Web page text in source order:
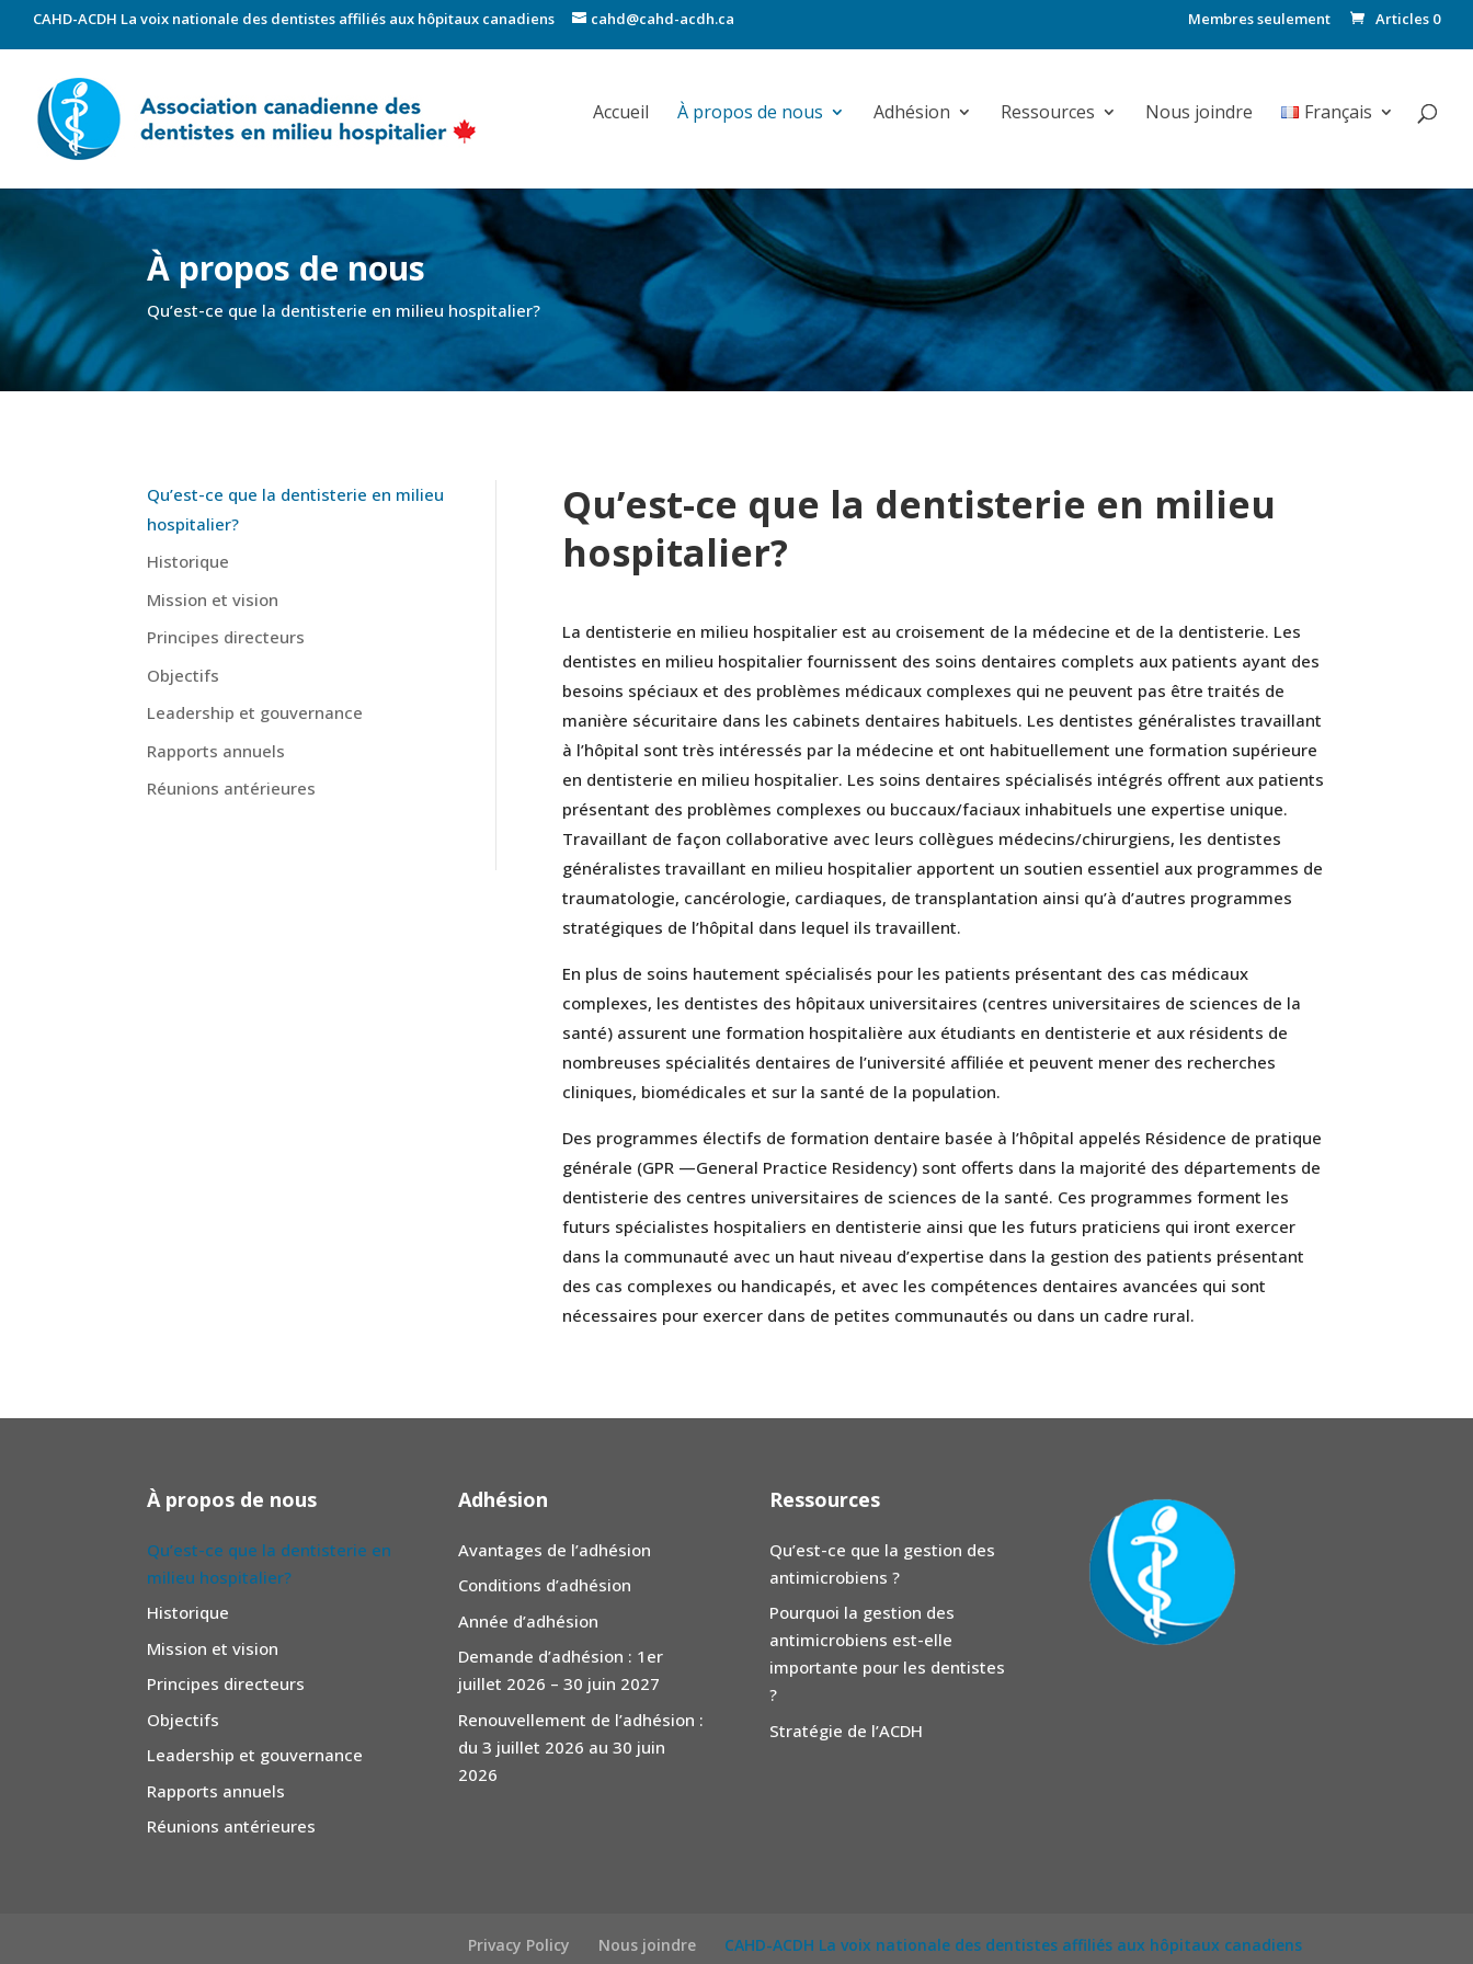
CAHD-ACDH La voix nationale des dentistes affiliés aux hôpitaux canadiens cahd@cahd-acdh.ca Membres seulement Articles 0
Accueil À propos de nous Adhésion Ressources Nous joindre Français
À propos de nous
Qu’est-ce que la dentisterie en milieu hospitalier?
Qu’est-ce que la dentisterie en milieu
hospitalier?
Historique
Mission et vision
Principes directeurs
Objectifs
Leadership et gouvernance
Rapports annuels
Réunions antérieures
Qu’est-ce que la dentisterie en milieu
hospitalier?
La dentisterie en milieu hospitalier est au croisement de la médecine et de la dentisterie. Les
dentistes en milieu hospitalier fournissent des soins dentaires complets aux patients ayant des
besoins spéciaux et des problèmes médicaux complexes qui ne peuvent pas être traités de
manière sécuritaire dans les cabinets dentaires habituels. Les dentistes généralistes travaillant
à l’hôpital sont très intéressés par la médecine et ont habituellement une formation supérieure
en dentisterie en milieu hospitalier. Les soins dentaires spécialisés intégrés offrent aux patients
présentant des problèmes complexes ou buccaux/faciaux inhabituels une expertise unique.
Travaillant de façon collaborative avec leurs collègues médecins/chirurgiens, les dentistes
généralistes travaillant en milieu hospitalier apportent un soutien essentiel aux programmes de
traumatologie, cancérologie, cardiaques, de transplantation ainsi qu’à d’autres programmes
stratégiques de l’hôpital dans lequel ils travaillent.
En plus de soins hautement spécialisés pour les patients présentant des cas médicaux
complexes, les dentistes des hôpitaux universitaires (centres universitaires de sciences de la
santé) assurent une formation hospitalière aux étudiants en dentisterie et aux résidents de
nombreuses spécialités dentaires de l’université affiliée et peuvent mener des recherches
cliniques, biomédicales et sur la santé de la population.
Des programmes électifs de formation dentaire basée à l’hôpital appelés Résidence de pratique
générale (GPR —General Practice Residency) sont offerts dans la majorité des départements de
dentisterie des centres universitaires de sciences de la santé. Ces programmes forment les
futurs spécialistes hospitaliers en dentisterie ainsi que les futurs praticiens qui iront exercer
dans la communauté avec un haut niveau d’expertise dans la gestion des patients présentant
des cas complexes ou handicapés, et avec les compétences dentaires avancées qui sont
nécessaires pour exercer dans de petites communautés ou dans un cadre rural.
À propos de nous
Qu’est-ce que la dentisterie en
milieu hospitalier?
Historique
Mission et vision
Principes directeurs
Objectifs
Leadership et gouvernance
Rapports annuels
Réunions antérieures
Adhésion
Avantages de l’adhésion
Conditions d’adhésion
Année d’adhésion
Demande d’adhésion : 1er
juillet 2026 – 30 juin 2027
Renouvellement de l’adhésion :
du 3 juillet 2026 au 30 juin
2026
Ressources
Qu’est-ce que la gestion des
antimicrobiens ?
Pourquoi la gestion des
antimicrobiens est-elle
importante pour les dentistes
?
Stratégie de l’ACDH
Privacy Policy Nous joindre CAHD-ACDH La voix nationale des dentistes affiliés aux hôpitaux canadiens